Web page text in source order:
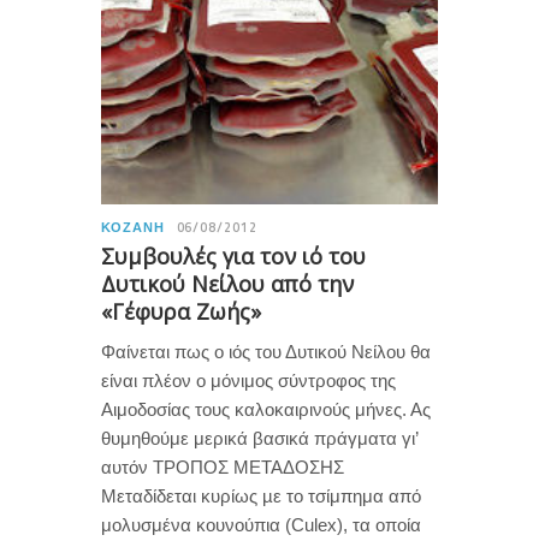
ΚΟΖΆΝΗ 06/08/2012
Συμβουλές για τον ιό του
Δυτικού Νείλου από την
«Γέφυρα Ζωής»
Φαίνεται πως ο ιός του Δυτικού Νείλου θα
είναι πλέον ο μόνιμος σύντροφος της
Αιμοδοσίας τους καλοκαιρινούς μήνες. Ας
θυμηθούμε μερικά βασικά πράγματα γι’
αυτόν ΤΡΟΠΟΣ ΜΕΤΑΔΟΣΗΣ
Μεταδίδεται κυρίως µε το τσίμπημα από
μολυσμένα κουνούπια (Culex), τα οποία